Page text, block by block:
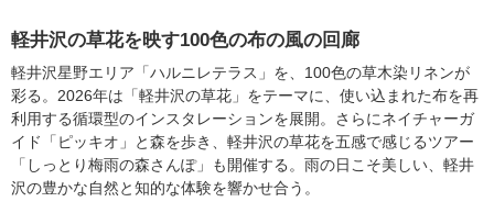
軽井沢の草花を映す100色の布の風の回廊
軽井沢星野エリア「ハルニレテラス」を、100色の草木染リネンが
彩る。2026年は「軽井沢の草花」をテーマに、使い込まれた布を再
利用する循環型のインスタレーションを展開。さらにネイチャーガ
イド「ピッキオ」と森を歩き、軽井沢の草花を五感で感じるツアー
「しっとり梅雨の森さんぽ」も開催する。雨の日こそ美しい、軽井
沢の豊かな自然と知的な体験を響かせ合う。